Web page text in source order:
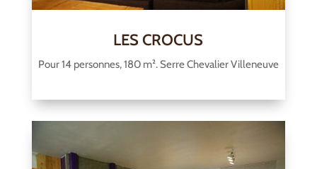
LES CROCUS
Pour 14 personnes, 180 m². Serre Chevalier Villeneuve